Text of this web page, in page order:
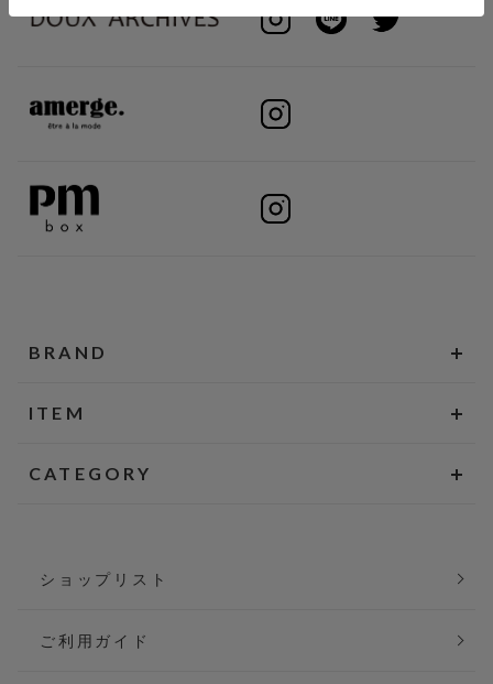
BRAND
ITEM
CATEGORY
ショップリスト
ご利用ガイド